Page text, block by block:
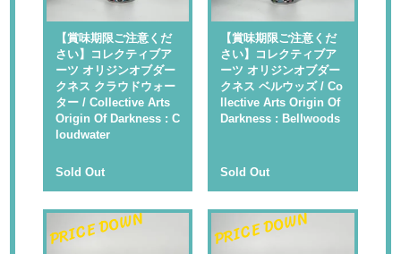
【賞味期限ご注意くだ
さい】コレクティブア
ーツ オリジンオブダー
クネス クラウドウォー
ター / Collective Arts
Origin Of Darkness : C
loudwater
Sold Out
【賞味期限ご注意くだ
さい】コレクティブア
ーツ オリジンオブダー
クネス ベルウッズ / Co
llective Arts Origin Of
Darkness : Bellwoods
Sold Out
PRICE DOWN PRICE DOWN